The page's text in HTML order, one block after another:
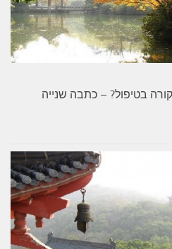
בטיפול? – כתבה שנייה